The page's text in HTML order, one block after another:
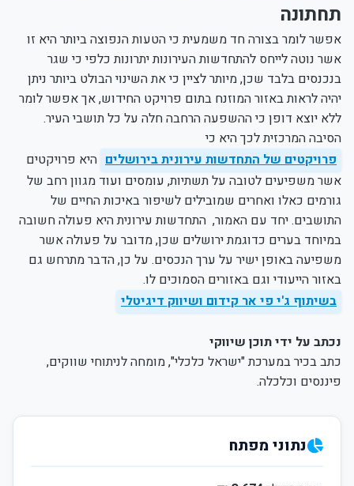
תחתונה
אפשר לומר בצורה חד משמעית כי הטעות הנפוצה ביותר היא זו
אשר נוטה לייחס להתחדשות העירונות יתרונות כלפי כי שגר
בנכנסים בלבד שכן, מיותר לציין כי את השינוי הבולט ביותר ניתן
יהיה לראות באזור המוזנח בתום פרויקט החידוש, אך אפשר לומר
ללא יוצא דופן כי ההשפעה הרחבה חלה על כל תושבי העיר.
הסיבה המרכזית לכך היא כי
פרויקטים של התחדשות עירונית בירושלים היא פרויקטים
אשר משפיעים לטובה על תשתיות, עומסים ועוד מגוון רחב של
גורמים כאלו ואחרים שמובילים לשיפור באיכות החיים של
התושבים. יחד עם האמור, התחדשות עירונית היא פעולה חשובה
במיוחד בערים כדוגמת ירושלים שכן, מדובר על פעולה אשר
משפיעה באופן ישיר על ערך הנכסים. על כן, הדבר מתרחש גם
באזור הייעודי וגם באזורים הסמוכים לו.
בשיתוף ג'י פי אר קידום ושיווק דיגיטלי
נכתב על ידי תוכן שיווקי
כתב בכיר במערכת "ישראל כלכלי", מומחה לניתוחי שווקים,
פיננסים וכלכלה.
נתוני מפתח